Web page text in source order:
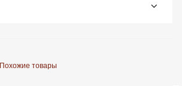
Похожие товары